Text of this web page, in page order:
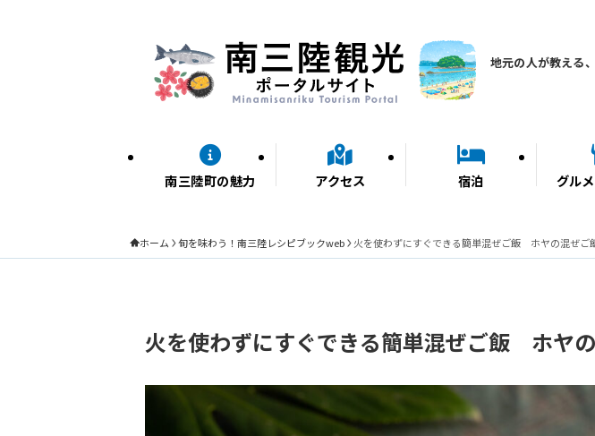
地元の人が教える
南三陸町の魅力 アクセス 宿泊 グル
ホーム 旬を味わう！南三陸レシピブックweb 火を使わずにすぐできる簡単混ぜご飯 ホヤの混ぜご
火を使わずにすぐできる簡単混ぜご飯 ホヤ